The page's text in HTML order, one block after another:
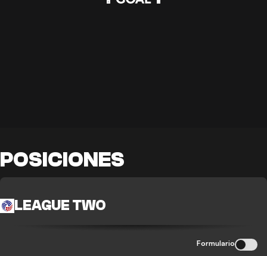
POSICIONES
LEAGUE TWO
Formulario